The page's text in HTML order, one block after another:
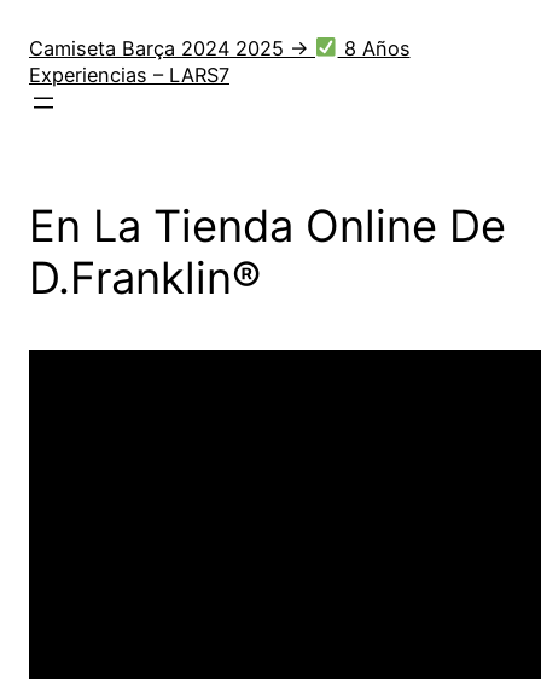
contenido
Camiseta Barça 2024 2025 →
8 Años
Experiencias – LARS7
En La Tienda Online De
D.Franklin®